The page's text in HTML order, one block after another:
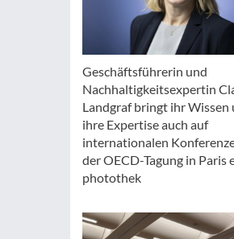
Geschäftsführerin und
Nachhaltigkeitsexpertin
Landgraf bringt ihr Wissen
ihre Expertise auch auf
internationalen
der OECD-Tagung in Paris
photothek